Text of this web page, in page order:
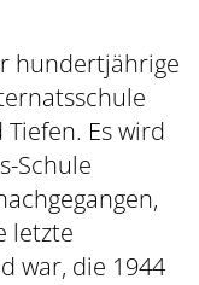
hundertjährige
Es wird
Schule
letzte
war, die 1944